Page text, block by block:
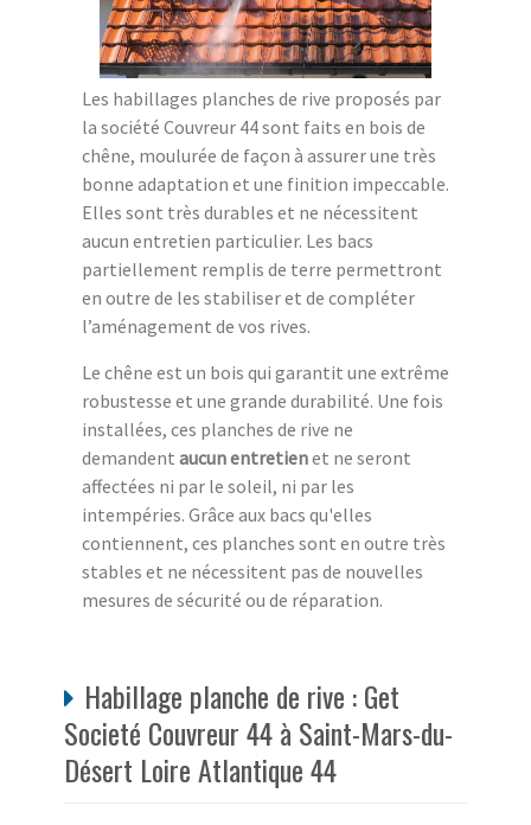
Les habillages planches de rive proposés par
la société Couvreur 44 sont faits en bois de
chêne, moulurée de façon à assurer une très
bonne adaptation et une finition impeccable.
Elles sont très durables et ne nécessitent
aucun entretien particulier. Les bacs
partiellement remplis de terre permettront
en outre de les stabiliser et de compléter
l’aménagement de vos rives.
Le chêne est un bois qui garantit une extrême
robustesse et une grande durabilité. Une fois
installées, ces planches de rive ne
demandent aucun entretienet ne seront
affectées ni par le soleil, ni par les
intempéries. Grâce aux bacs qu'elles
contiennent, ces planches sont en outre très
stables et ne nécessitent pas de nouvelles
mesures de sécurité ou de réparation.
Habillage planche de rive : Get
Societé Couvreur 44 à Saint-Mars-du-
Désert Loire Atlantique 44